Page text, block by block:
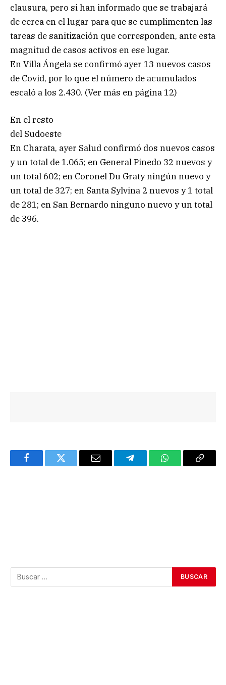
clausura, pero si han informado que se trabajará
de cerca en el lugar para que se cumplimenten las
tareas de sanitización que corresponden, ante esta
magnitud de casos activos en ese lugar.
En Villa Ángela se confirmó ayer 13 nuevos casos
de Covid, por lo que el número de acumulados
escaló a los 2.430. (Ver más en página 12)
En el resto
del Sudoeste
En Charata, ayer Salud confirmó dos nuevos casos
y un total de 1.065; en General Pinedo 32 nuevos y
un total 602; en Coronel Du Graty ningún nuevo y
un total de 327; en Santa Sylvina 2 nuevos y 1 total
de 281; en San Bernardo ninguno nuevo y un total
de 396.
FacebookTwitter Email TelegramWhatsAppCopy